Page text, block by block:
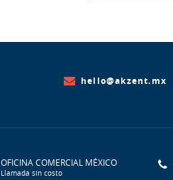
hello@akzent.mx
OFICINA COMERCIAL MÉXICO
Llamada sin costo